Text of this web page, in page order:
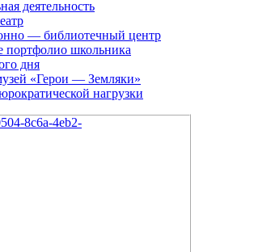
деятельность
— библиотечный центр
портфолио школьника
дня
«Герои — Земляки»
нагрузки